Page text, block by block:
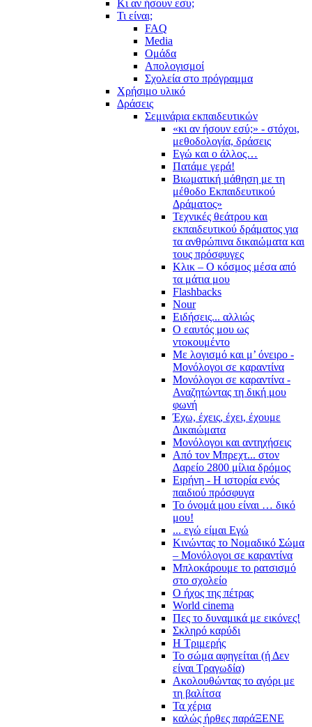
Κι αν ήσουν εσυ;
Τι είναι;
FAQ
Media
Ομάδα
Απολογισμοί
Σχολεία στο πρόγραμμα
Χρήσιμο υλικό
Δράσεις
Σεμινάρια εκπαιδευτικών
«κι αν ήσουν εσύ;» - στόχοι,
μεθοδολογία, δράσεις
Εγώ και ο άλλος…
Πατάμε γερά!
Βιωματική μάθηση με τη
μέθοδο Εκπαιδευτικού
Δράματος»
Τεχνικές θεάτρου και
εκπαιδευτικού δράματος για
τα ανθρώπινα δικαιώματα και
τους πρόσφυγες
Κλικ – Ο κόσμος μέσα από
τα μάτια μου
Flashbacks
Nour
Ειδήσεις... αλλιώς
Ο εαυτός μου ως
ντοκουμέντο
Με λογισμό και μ’ όνειρο -
Μονόλογοι σε καραντίνα
Μονόλογοι σε καραντίνα -
Αναζητώντας τη δική μου
φωνή
Έχω, έχεις, έχει, έχουμε
Δικαιώματα
Μονόλογοι και αντηχήσεις
Από τον Μπρεχτ... στον
Δαρείο 2800 μίλια δρόμος
Ειρήνη - Η ιστορία ενός
παιδιού πρόσφυγα
Το όνομά μου είναι … δικό
μου!
... εγώ είμαι Εγώ
Κινώντας το Νομαδικό Σώμα
– Μονόλογοι σε καραντίνα
Μπλοκάρουμε το ρατσισμό
στο σχολείο
Ο ήχος της πέτρας
World cinema
Πες το δυναμικά με εικόνες!
Σκληρό καρύδι
Η Τριμερής
Το σώμα αφηγείται (ή Δεν
είναι Τραγωδία)
Ακολουθώντας το αγόρι με
τη βαλίτσα
Τα χέρια
καλώς ήρθες παράΞΕΝΕ